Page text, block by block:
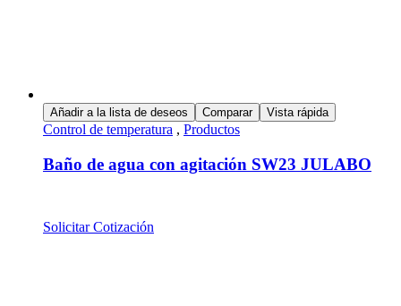
Añadir a la lista de deseos Comparar Vista rápida
Control de temperatura , Productos
Baño de agua con agitación SW23 JULABO
Solicitar Cotización